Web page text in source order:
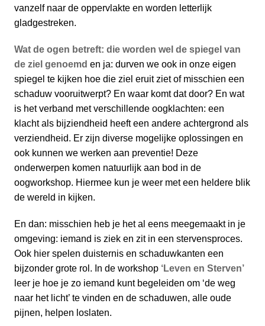
vanzelf naar de oppervlakte en worden letterlijk
gladgestreken.
Wat de ogen betreft: die worden wel de spiegel van
de ziel genoemd en ja: durven we ook in onze eigen
spiegel te kijken hoe die ziel eruit ziet of misschien een
schaduw vooruitwerpt? En waar komt dat door? En wat
is het verband met verschillende oogklachten: een
klacht als bijziendheid heeft een andere achtergrond als
verziendheid. Er zijn diverse mogelijke oplossingen en
ook kunnen we werken aan preventie! Deze
onderwerpen komen natuurlijk aan bod in de
oogworkshop. Hiermee kun je weer met een heldere blik
de wereld in kijken.
En dan: misschien heb je het al eens meegemaakt in je
omgeving: iemand is ziek en zit in een stervensproces.
Ook hier spelen duisternis en schaduwkanten een
bijzonder grote rol. In de workshop ‘Leven en Sterven’
leer je hoe je zo iemand kunt begeleiden om ‘de weg
naar het licht’ te vinden en de schaduwen, alle oude
pijnen, helpen loslaten.